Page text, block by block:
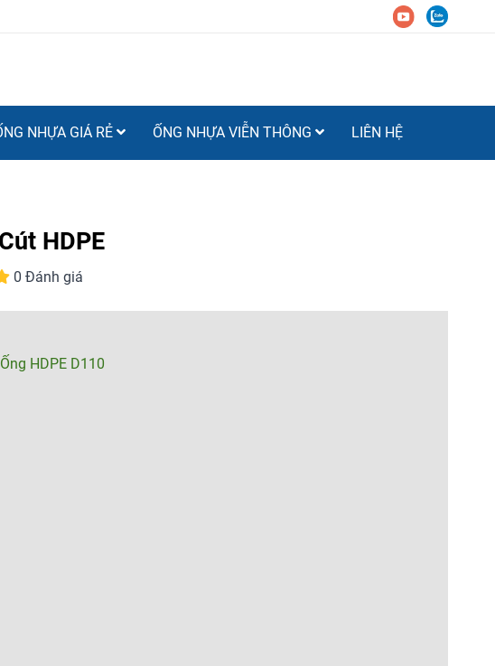
NHỰA GIÁ RẺ ỐNG NHỰA VIỄN THÔNG LIÊN HỆ
HDPE
0 Đánh giá
HDPE D110